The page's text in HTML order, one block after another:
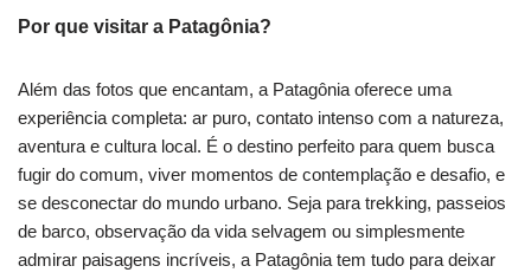
Por que visitar a Patagônia?
Além das fotos que encantam, a Patagônia oferece uma
experiência completa: ar puro, contato intenso com a natureza,
aventura e cultura local. É o destino perfeito para quem busca
fugir do comum, viver momentos de contemplação e desafio, e
se desconectar do mundo urbano. Seja para trekking, passeios
de barco, observação da vida selvagem ou simplesmente
admirar paisagens incríveis, a Patagônia tem tudo para deixar